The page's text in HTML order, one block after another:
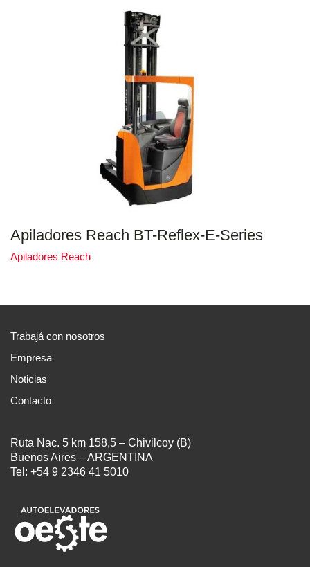
Apiladores Reach BT-Reflex-E-Series
Apiladores Reach
Trabajá con nosotros
Empresa
Noticias
Contacto
Ruta Nac. 5 km 158,5 – Chivilcoy (B)
Buenos Aires – ARGENTINA
Tel: +54 9 2346 41 5010